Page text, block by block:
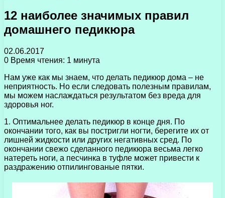
12 наиболее значимых правил
домашнего педикюра
02.06.2017
0 Время чтения: 1 минута
Нам уже как мы знаем, что делать педикюр дома – не
неприятность. Но если следовать полезным правилам,
мы можем наслаждаться результатом без вреда для
здоровья ног.
1. Оптимальнее делать педикюр в конце дня. По
окончании того, как вы постригли ногти, берегите их от
лишней жидкости или других негативных сред. По
окончании свежо сделанного педикюра весьма легко
натереть ноги, а песчинка в туфле может привести к
раздражению отпилингованые пятки.